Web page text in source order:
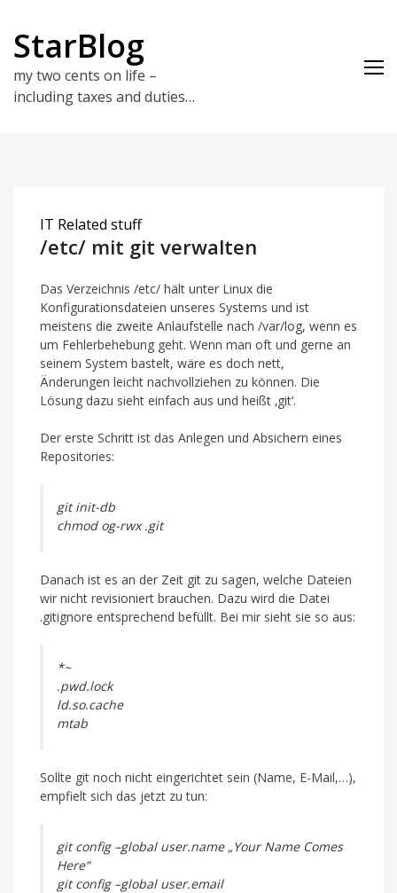
content
StarBlog
my two cents on life –
including taxes and duties…
IT Related stuff
/etc/ mit git verwalten
Das Verzeichnis /etc/ hält unter Linux die
Konfigurationsdateien unseres Systems und ist
meistens die zweite Anlaufstelle nach /var/log, wenn es
um Fehlerbehebung geht. Wenn man oft und gerne an
seinem System bastelt, wäre es doch nett,
Änderungen leicht nachvollziehen zu können. Die
Lösung dazu sieht einfach aus und heißt ‚git‘.
Der erste Schritt ist das Anlegen und Absichern eines
Repositories:
git init-db
chmod og-rwx .git
Danach ist es an der Zeit git zu sagen, welche Dateien
wir nicht revisioniert brauchen. Dazu wird die Datei
.gitignore entsprechend befüllt. Bei mir sieht sie so aus:
*~
.pwd.lock
ld.so.cache
mtab
Sollte git noch nicht eingerichtet sein (Name, E-Mail,…),
empfielt sich das jetzt zu tun:
git config –global user.name „Your Name Comes
Here“
git config –global user.email